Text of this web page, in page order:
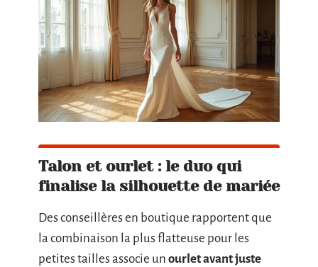
Talon et ourlet : le duo qui
finalise la silhouette de mariée
Des conseillères en boutique rapportent que
la combinaison la plus flatteuse pour les
petites tailles associe un ourlet avant juste